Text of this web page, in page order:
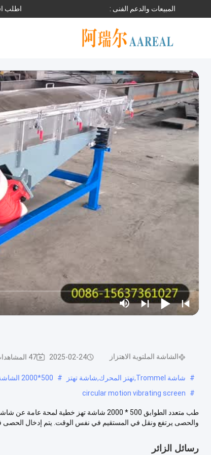
المبيعات والدعم الفنى : اطلب
الشاشة الملتوية الاهتزاز 2025-02-24 47 المشاهدات
# شاشة Trommel,تهتز المحرك,شاشة تهتز #
500*2000 الشاشة المتذبذبة الخطية,الشاشة الهزازية الخطية الطبية,500*2000 شاشة اهتزاز أفقية
#
circular motion vibrating screen
طب متعدد الطوابق 500 * 2000 شاشة تهز
والحصى يرتفع ونقل في المستقيم في نفس الوقت. يتم إدخال الحصى
رسائل الزائر